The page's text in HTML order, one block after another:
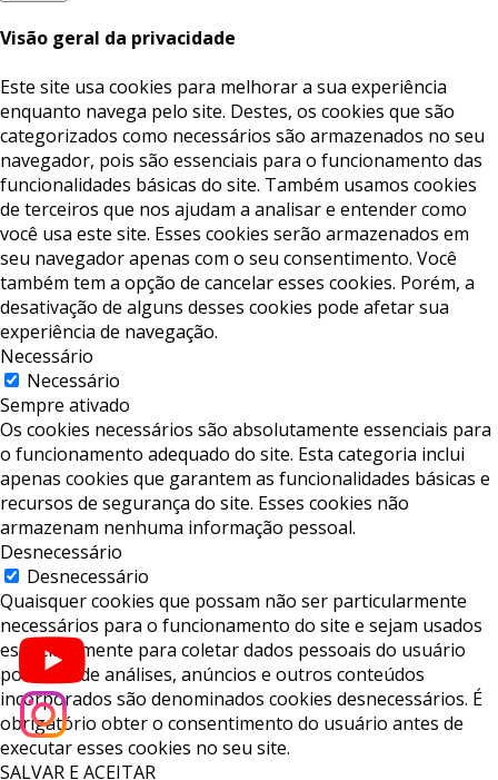
Visão geral da privacidade
Este site usa cookies para melhorar a sua experiência
enquanto navega pelo site. Destes, os cookies que são
categorizados como necessários são armazenados no seu
navegador, pois são essenciais para o funcionamento das
funcionalidades básicas do site. Também usamos cookies
de terceiros que nos ajudam a analisar e entender como
você usa este site. Esses cookies serão armazenados em
seu navegador apenas com o seu consentimento. Você
também tem a opção de cancelar esses cookies. Porém, a
desativação de alguns desses cookies pode afetar sua
experiência de navegação.
Necessário
Necessário
Sempre ativado
Os cookies necessários são absolutamente essenciais para
o funcionamento adequado do site. Esta categoria inclui
apenas cookies que garantem as funcionalidades básicas e
recursos de segurança do site. Esses cookies não
armazenam nenhuma informação pessoal.
Desnecessário
Desnecessário
Quaisquer cookies que possam não ser particularmente
necessários para o funcionamento do site e sejam usados ​​
especificamente para coletar dados pessoais do usuário
por meio de análises, anúncios e outros conteúdos
incorporados são denominados cookies desnecessários. É
obrigatório obter o consentimento do usuário antes de
executar esses cookies no seu site.
SALVAR E ACEITAR